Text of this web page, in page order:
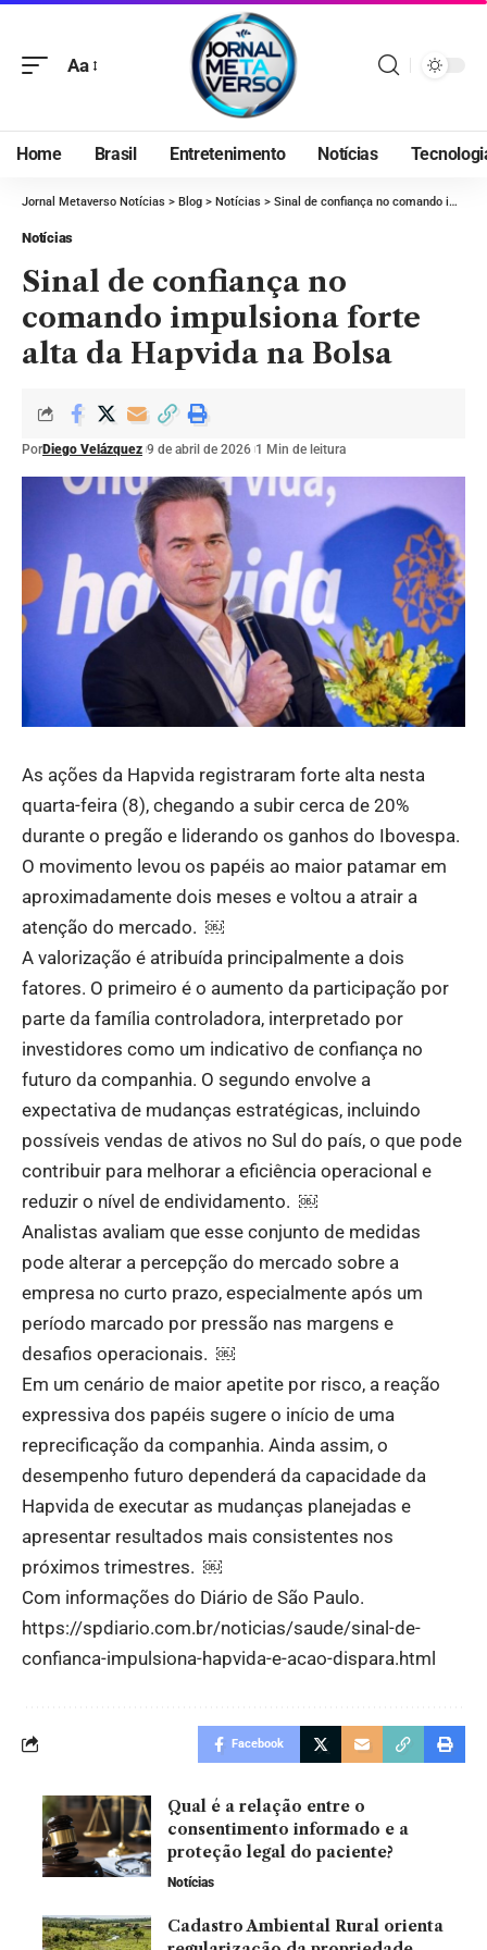
Aa
Home Brasil Entretenimento Notícias
Jornal Metaverso Notícias > Blog > Notícias > Sinal de confiança no comando impulsiona forte alta da Hapvida na Bolsa
Notícias
Sinal de confiança no
comando impulsiona forte
alta da Hapvida na Bolsa
PorDiego Velázquez 9 de abril de 2026 1 Min de leitura
As ações da Hapvida registraram forte alta nesta
quarta-feira (8), chegando a subir cerca de 20%
durante o pregão e liderando os ganhos do Ibovespa.
O movimento levou os papéis ao maior patamar em
aproximadamente dois meses e voltou a atrair a
atenção do mercado. ￼
A valorização é atribuída principalmente a dois
fatores. O primeiro é o aumento da participação por
parte da família controladora, interpretado por
investidores como um indicativo de confiança no
futuro da companhia. O segundo envolve a
expectativa de mudanças estratégicas, incluindo
possíveis vendas de ativos no Sul do país, o que pode
contribuir para melhorar a eficiência operacional e
reduzir o nível de endividamento. ￼
Analistas avaliam que esse conjunto de medidas
pode alterar a percepção do mercado sobre a
empresa no curto prazo, especialmente após um
período marcado por pressão nas margens e
desafios operacionais. ￼
Em um cenário de maior apetite por risco, a reação
expressiva dos papéis sugere o início de uma
reprecificação da companhia. Ainda assim, o
desempenho futuro dependerá da capacidade da
Hapvida de executar as mudanças planejadas e
apresentar resultados mais consistentes nos
próximos trimestres. ￼
Com informações do Diário de São Paulo.
https://spdiario.com.br/noticias/saude/sinal-de-
confianca-impulsiona-hapvida-e-acao-dispara.html
Facebook
Qual é a relação entre o
consentimento informado e a
proteção legal do paciente?
Notícias
Cadastro Ambiental Rural orienta